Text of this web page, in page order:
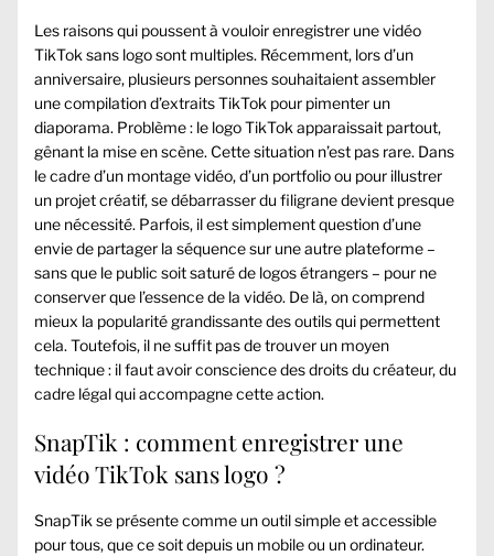
Les raisons qui poussent à vouloir enregistrer une vidéo
TikTok sans logo sont multiples. Récemment, lors d’un
anniversaire, plusieurs personnes souhaitaient assembler
une compilation d’extraits TikTok pour pimenter un
diaporama. Problème : le logo TikTok apparaissait partout,
gênant la mise en scène. Cette situation n’est pas rare. Dans
le cadre d’un montage vidéo, d’un portfolio ou pour illustrer
un projet créatif, se débarrasser du filigrane devient presque
une nécessité. Parfois, il est simplement question d’une
envie de partager la séquence sur une autre plateforme –
sans que le public soit saturé de logos étrangers – pour ne
conserver que l’essence de la vidéo. De là, on comprend
mieux la popularité grandissante des outils qui permettent
cela. Toutefois, il ne suffit pas de trouver un moyen
technique : il faut avoir conscience des droits du créateur, du
cadre légal qui accompagne cette action.
SnapTik : comment enregistrer une
vidéo TikTok sans logo ?
SnapTik se présente comme un outil simple et accessible
pour tous, que ce soit depuis un mobile ou un ordinateur.